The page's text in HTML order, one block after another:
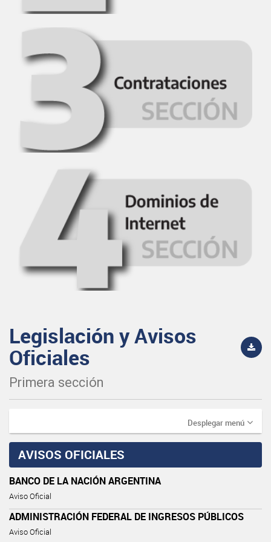
Legislación y Avisos
Oficiales
Primera sección
Desplegar menú
AVISOS OFICIALES
BANCO DE LA NACIÓN ARGENTINA
Aviso Oficial
ADMINISTRACIÓN FEDERAL DE INGRESOS PÚBLICOS
Aviso Oficial